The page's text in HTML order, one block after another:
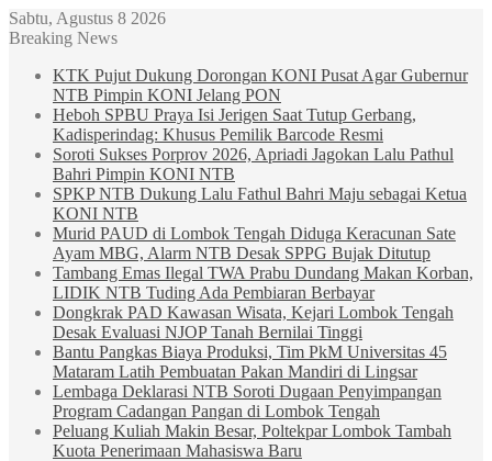
Sabtu, Agustus 8 2026
Breaking News
KTK Pujut Dukung Dorongan KONI Pusat Agar Gubernur
NTB Pimpin KONI Jelang PON
Heboh SPBU Praya Isi Jerigen Saat Tutup Gerbang,
Kadisperindag: Khusus Pemilik Barcode Resmi
Soroti Sukses Porprov 2026, Apriadi Jagokan Lalu Pathul
Bahri Pimpin KONI NTB
SPKP NTB Dukung Lalu Fathul Bahri Maju sebagai Ketua
KONI NTB
Murid PAUD di Lombok Tengah Diduga Keracunan Sate
Ayam MBG, Alarm NTB Desak SPPG Bujak Ditutup
Tambang Emas Ilegal TWA Prabu Dundang Makan Korban,
LIDIK NTB Tuding Ada Pembiaran Berbayar
Dongkrak PAD Kawasan Wisata, Kejari Lombok Tengah
Desak Evaluasi NJOP Tanah Bernilai Tinggi
Bantu Pangkas Biaya Produksi, Tim PkM Universitas 45
Mataram Latih Pembuatan Pakan Mandiri di Lingsar
Lembaga Deklarasi NTB Soroti Dugaan Penyimpangan
Program Cadangan Pangan di Lombok Tengah
Peluang Kuliah Makin Besar, Poltekpar Lombok Tambah
Kuota Penerimaan Mahasiswa Baru